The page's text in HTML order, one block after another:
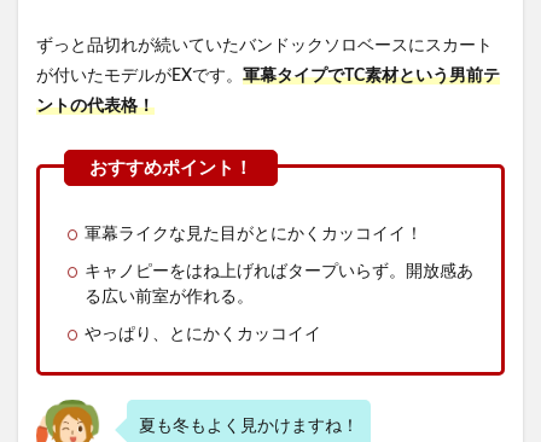
ずっと品切れが続いていたバンドックソロベースにスカート
が付いたモデルがEXです。 軍幕タイプでTC素材という男前テ
ントの代表格！
軍幕ライクな見た目がとにかくカッコイイ！
キャノピーをはね上げればタープいらず。開放感あ
る広い前室が作れる。
やっぱり、とにかくカッコイイ
夏も冬もよく見かけますね！